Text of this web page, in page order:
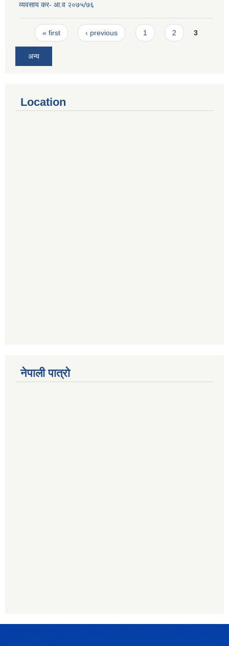
व्यवसाय कर- आ.व २०७५/७६
Pages
« first ‹ previous 1 2 3
अन्य
Location
नेपाली पात्रो